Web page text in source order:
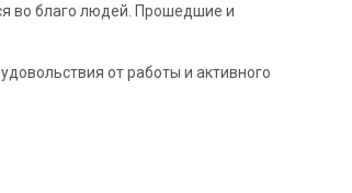
во благо людей. Прошедшие и
от работы и активного